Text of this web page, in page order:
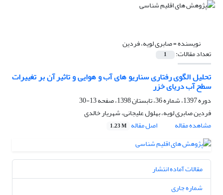
نویسنده =صابری لویه، فردین
تعداد مقالات: 1
تحلیل الگوی رفتاری سناریو های آب و هوایی و تاثیر آن بر تغییرات
سطح آب دریای خزر
دوره 1397، شماره 36، تابستان 1398، صفحه
13-30
فردین صابری لویه، بهلول علیجانی، شهریار خالدی
مشاهده مقاله
اصل مقاله 1.23 M
مقالات آماده انتشار
شماره جاری